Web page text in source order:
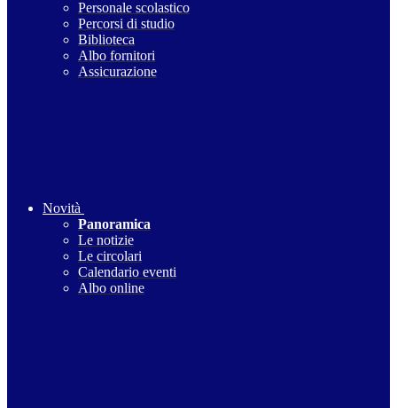
Personale scolastico
Percorsi di studio
Biblioteca
Albo fornitori
Assicurazione
Novità
Panoramica
Le notizie
Le circolari
Calendario eventi
Albo online